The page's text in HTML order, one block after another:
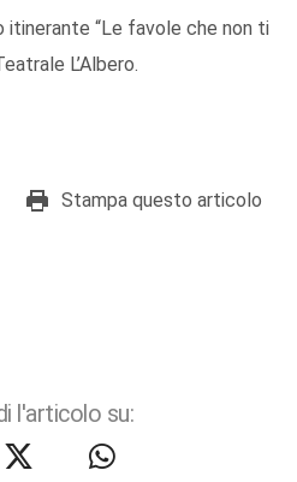
“Le favole che non ti
L’Albero.
Stampa questo articolo
l'articolo su: